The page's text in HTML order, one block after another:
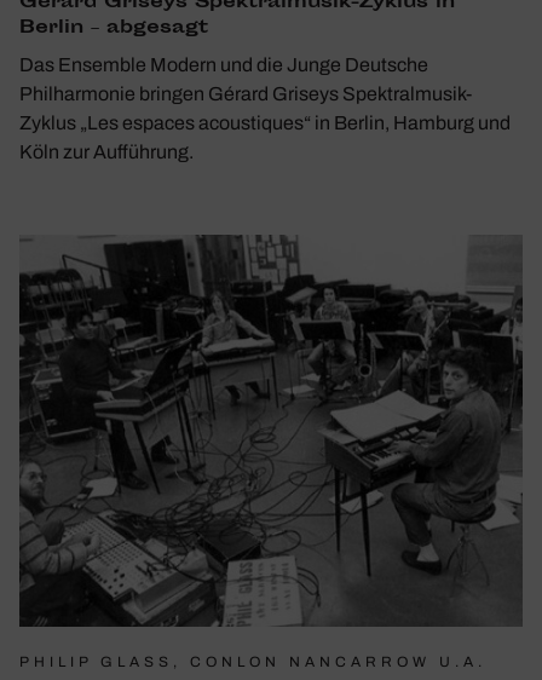
Berlin – abge­sagt
Das Ensemble Modern und die Junge Deutsche
Philharmonie bringen Gérard Griseys Spektralmusik-
Zyklus „Les espaces acoustiques“ in Berlin, Hamburg und
Köln zur Aufführung.
PHILIP GLASS, CONLON NANCARROW U.A.